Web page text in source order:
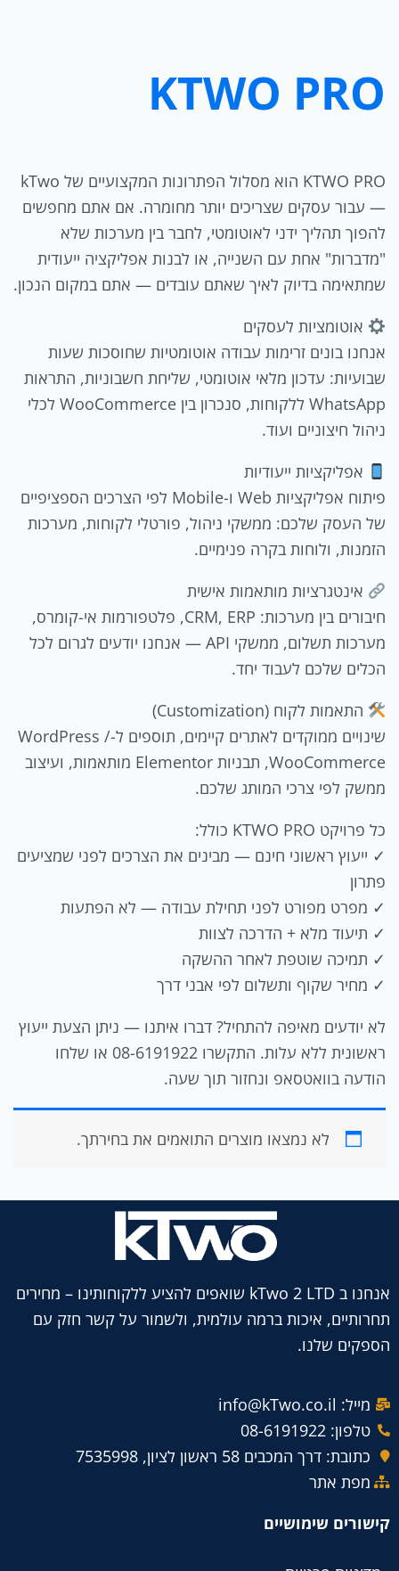
KTWO PRO
KTWO PRO הוא מסלול הפתרונות המקצועיים של kTwo
— עבור עסקים שצריכים יותר מחומרה. אם אתם מחפשים
להפוך תהליך ידני לאוטומטי, לחבר בין מערכות שלא
"מדברות" אחת עם השנייה, או לבנות אפליקציה ייעודית
שמתאימה בדיוק לאיך שאתם עובדים — אתם במקום הנכון.
אוטומציות לעסקים
אנחנו בונים זרימות עבודה אוטומטיות שחוסכות שעות
שבועיות: עדכון מלאי אוטומטי, שליחת חשבוניות, התראות
WhatsApp ללקוחות, סנכרון בין WooCommerce לכלי
ניהול חיצוניים ועוד.
אפליקציות ייעודיות
פיתוח אפליקציות Web ו-Mobile לפי הצרכים הספציפיים
של העסק שלכם: ממשקי ניהול, פורטלי לקוחות, מערכות
הזמנות, ולוחות בקרה פנימיים.
אינטגרציות מותאמות אישית
חיבורים בין מערכות: CRM, ERP, פלטפורמות אי-קומרס,
מערכות תשלום, ממשקי API — אנחנו יודעים לגרום לכל
הכלים שלכם לעבוד יחד.
התאמות לקוח (Customization)
שינויים ממוקדים לאתרים קיימים, תוספים ל-WordPress /
WooCommerce, תבניות Elementor מותאמות, ועיצוב
ממשק לפי צרכי המותג שלכם.
כל פרויקט KTWO PRO כולל:
✓ ייעוץ ראשוני חינם — מבינים את הצרכים לפני שמציעים
פתרון
✓ מפרט מפורט לפני תחילת עבודה — לא הפתעות
✓ תיעוד מלא + הדרכה לצוות
✓ תמיכה שוטפת לאחר ההשקה
✓ מחיר שקוף ותשלום לפי אבני דרך
לא יודעים מאיפה להתחיל? דברו איתנו — ניתן הצעת ייעוץ
ראשונית ללא עלות. התקשרו 08-6191922 או שלחו
הודעה בוואטסאפ ונחזור תוך שעה.
לא נמצאו מוצרים התואמים את בחירתך.
אנחנו ב kTwo 2 LTD שואפים להציע ללקוחותינו – מחירים
תחרותיים, איכות ברמה עולמית, ולשמור על קשר חזק עם
הספקים שלנו.
מייל: info@kTwo.co.il
טלפון: 08-6191922
כתובת: דרך המכבים 58 ראשון לציון, 7535998
מפת אתר
קישורים שימושיים